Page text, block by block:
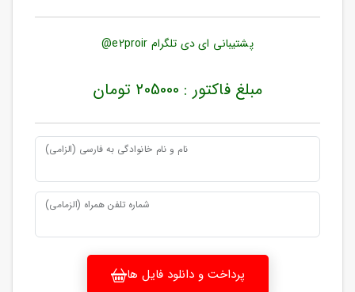
پشتیبانی ای دی تلگرام e2proir@
مبلغ فاکتور : 205000 تومان
نام و نام خانوادگی به فارسی (الزامی)
شماره تلفن همراه (الزمامی)
پرداخت و دانلود فایل ها